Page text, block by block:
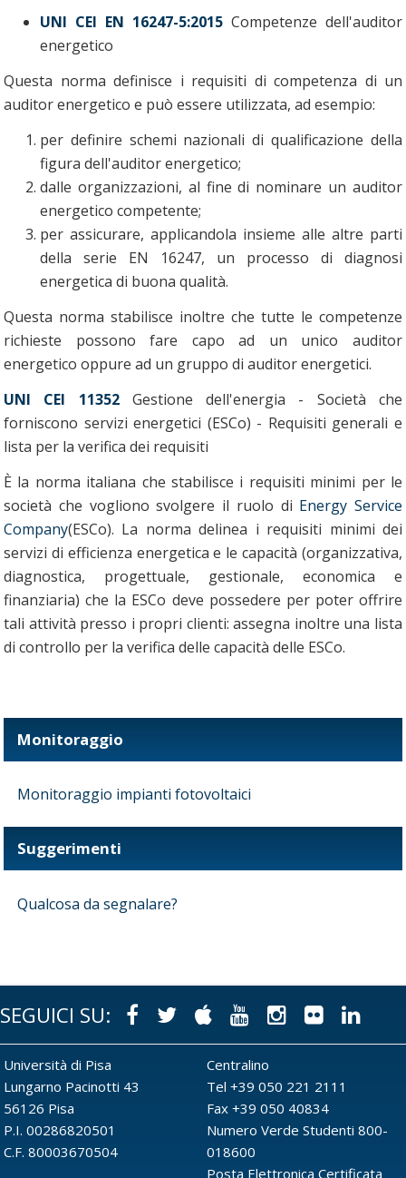
UNI CEI EN 16247-5:2015 Competenze dell'auditor
energetico
Questa norma definisce i requisiti di competenza di un
auditor energetico e può essere utilizzata, ad esempio:
per definire schemi nazionali di qualificazione della
figura dell'auditor energetico;
dalle organizzazioni, al fine di nominare un auditor
energetico competente;
per assicurare, applicandola insieme alle altre parti
della serie EN 16247, un processo di diagnosi
energetica di buona qualità.
Questa norma stabilisce inoltre che tutte le competenze
richieste possono fare capo ad un unico auditor
energetico oppure ad un gruppo di auditor energetici.
UNI CEI 11352
Gestione dell'energia - Società che
forniscono servizi energetici (ESCo) - Requisiti generali e
lista per la verifica dei requisiti
È la norma italiana che stabilisce i requisiti minimi per le
società che vogliono svolgere il ruolo di Energy Service
Company(ESCo). La norma delinea i requisiti minimi dei
servizi di efficienza energetica e le capacità (organizzativa,
diagnostica, progettuale, gestionale, economica e
finanziaria) che la ESCo deve possedere per poter offrire
tali attività presso i propri clienti: assegna inoltre una lista
di controllo per la verifica delle capacità delle ESCo.
Monitoraggio
Monitoraggio impianti fotovoltaici
Suggerimenti
Qualcosa da segnalare?
SEGUICI SU: Facebook
Twitter
Apple Youtube
Instagram
Flickr
Università di Pisa
Lungarno Pacinotti 43
56126 Pisa
P.I. 00286820501
C.F. 80003670504
Centralino
Tel +39 050 221 2111
Fax +39 050 40834
Numero Verde Studenti 800-
018600
Posta Elettronica Certificata